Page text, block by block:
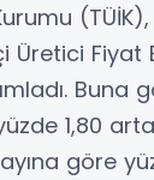
(TÜİK),
Üretici Fiyat
Buna
1,80
ayına göre